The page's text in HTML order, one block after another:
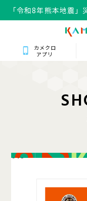
「令和8年熊本地震
カメクロ
アプリ
SH
016